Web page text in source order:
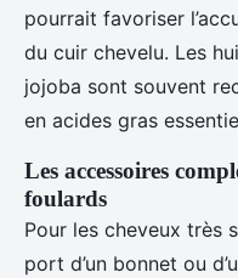
pourrait favoriser
du cuir chevelu. Les
jojoba sont souvent
en acides gras
Les accessoires
foulards
Pour les cheveux très
port d’un bonnet ou